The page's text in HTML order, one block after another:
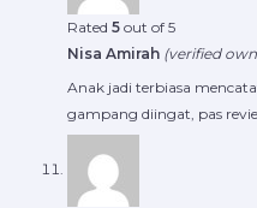
Rated 5 out of 5
Nisa Amirah (verified
Anak jadi terbiasa
gampang diingat, pas